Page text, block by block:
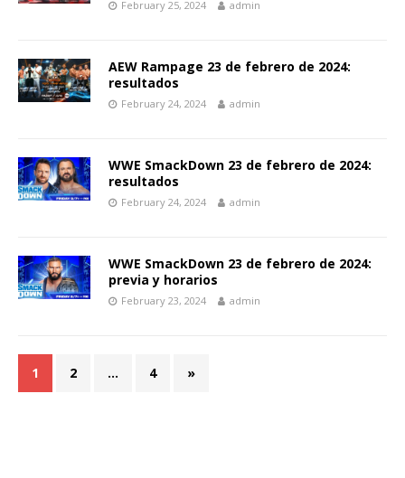
February 25, 2024 admin
AEW Rampage 23 de febrero de 2024:
resultados
February 24, 2024 admin
WWE SmackDown 23 de febrero de 2024:
resultados
February 24, 2024 admin
WWE SmackDown 23 de febrero de 2024:
previa y horarios
February 23, 2024 admin
1 2 … 4 »